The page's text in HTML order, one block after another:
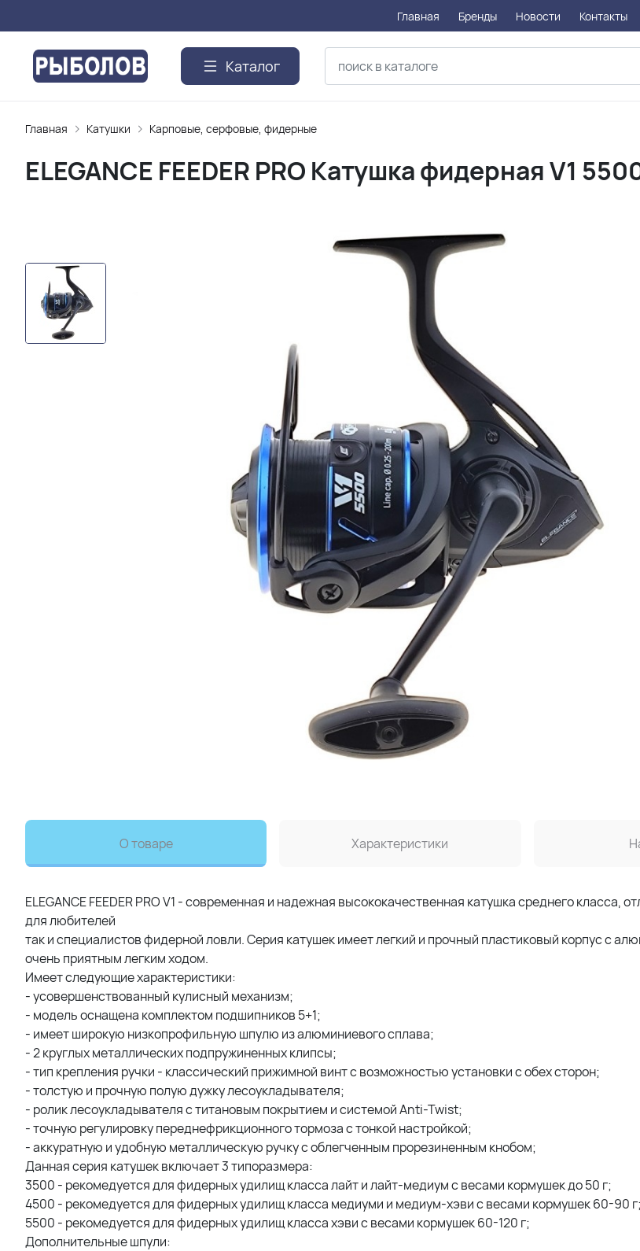
Главная Бренды Новости Контакты
Каталог
Главная Катушки Карповые, серфовые, фидерные
ELEGANCE FEEDER PRO Катушка фидерная V1
О товаре Характеристики
ELEGANCE FEEDER PRO V1 - современная и надежная высококачественная катушка среднего класса,
для любителей
так и специалистов фидерной ловли. Серия катушек имеет легкий и прочный пластиковый корпус с
очень приятным легким ходом.
Имеет следующие характеристики:
- усовершенствованный кулисный механизм;
- модель оснащена комплектом подшипников 5+1;
- имеет широкую низкопрофильную шпулю из алюминиевого сплава;
- 2 круглых металлических подпружиненных клипсы;
- тип крепления ручки - классический прижимной винт с возможностью установки с обех сторон;
- толстую и прочную полую дужку лесоукладывателя;
- ролик лесоукладывателя с титановым покрытием и системой Anti-Twist;
- точную регулировку переднефрикционного тормоза с тонкой настройкой;
- аккуратную и удобную металлическую ручку с облегченным прорезиненным кнобом;
Данная серия катушек включает 3 типоразмера:
3500 - рекомедуется для фидерных удилищ класса лайт и лайт-медиум с весами кормушек до 50 г;
4500 - рекомедуется для фидерных удилищ класса медиуми и медиум-хэви с весами кормушек 60-90 г;
5500 - рекомедуется для фидерных удилищ класса хэви с весами кормушек 60-120 г;
Дополнительные шпули: